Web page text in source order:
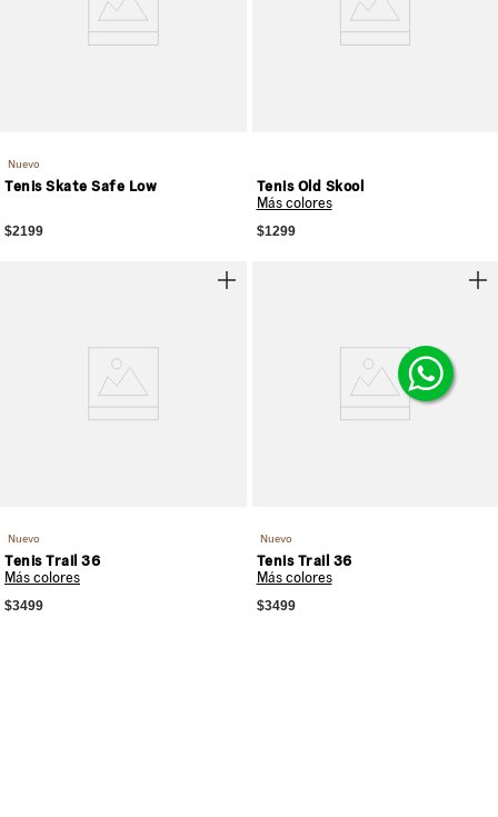
Nuevo
Tenis Skate Safe Low
$2199
Tenis Old Skool
Más colores
$1299
Nuevo
Tenis Trail 36
Más colores
$3499
Nuevo
Tenis Trail 36
Más colores
$3499